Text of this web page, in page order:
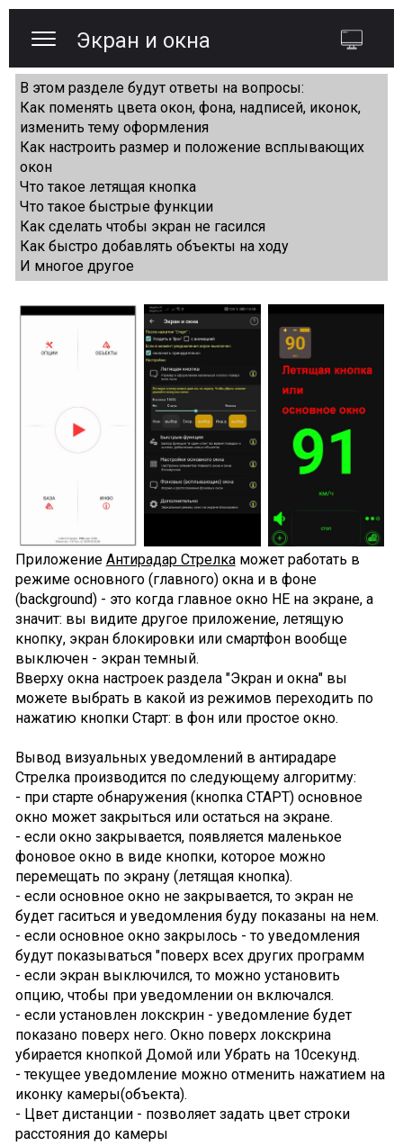
Экран и окна
В этом разделе будут ответы на вопросы:
Как поменять цвета окон, фона, надписей, иконок,
изменить тему оформления
Как настроить размер и положение всплывающих
окон
Что такое летящая кнопка
Что такое быстрые функции
Как сделать чтобы экран не гасился
Как быстро добавлять объекты на ходу
И многое другое
Приложение Антирадар Стрелкаможет работать в
режиме основного (главного) окна и в фоне
(background) - это когда главное окно НЕ на экране, а
значит: вы видите другое приложение, летящую
кнопку, экран блокировки или смартфон вообще
выключен - экран темный.
Вверху окна настроек раздела "Экран и окна" вы
можете выбрать в какой из режимов переходить по
нажатию кнопки Старт: в фон или простое окно.
Вывод визуальных уведомлений в антирадаре
Стрелка производится по следующему алгоритму:
- при старте обнаружения (кнопка СТАРТ) основное
окно может закрыться или остаться на экране.
- если окно закрывается, появляется маленькое
фоновое окно в виде кнопки, которое можно
перемещать по экрану (летящая кнопка).
- если основное окно не закрывается, то экран не
будет гаситься и уведомления буду показаны на нем.
- если основное окно закрылось - то уведомления
будут показываться "поверх всех других программ
- если экран выключился, то можно установить
опцию, чтобы при уведомлении он включался.
- если установлен локскрин - уведомление будет
показано поверх него. Окно поверх локскрина
убирается кнопкой Домой или Убрать на 10секунд.
- текущее уведомление можно отменить нажатием на
иконку камеры(объекта).
- Цвет дистанции - позволяет задать цвет строки
расстояния до камеры